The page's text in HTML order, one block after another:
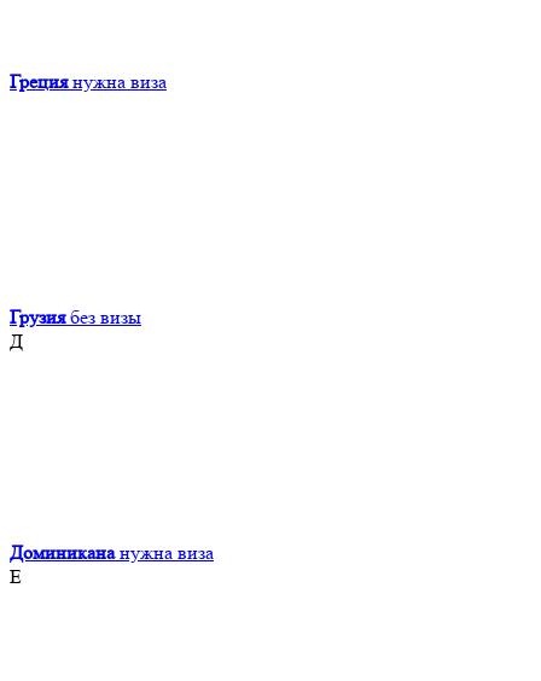
Греция нужна виза
Грузия без визы
Д
Доминикана нужна виза
Е